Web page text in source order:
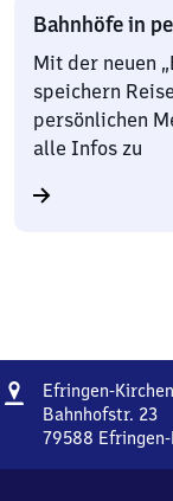
Bahnhöfe in
Mit der neuen
speichern
persönlichen
alle Infos zu
Adresse
Efringen-Kirchen
Bahnhofstr. 23
79588